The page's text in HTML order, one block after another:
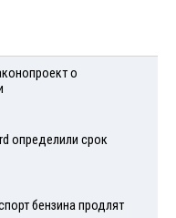
о
определили срок
бензина продлят